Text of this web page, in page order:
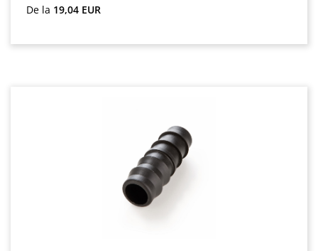
Preț obișnuit:
De la 19,04 EUR